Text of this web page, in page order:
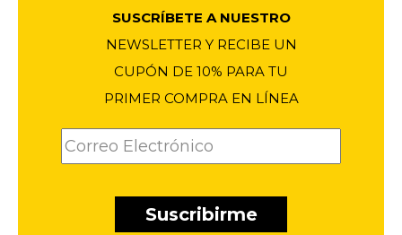
SUSCRÍBETE A NUESTRO
NEWSLETTER Y RECIBE UN
CUPÓN DE 10% PARA TU
PRIMER COMPRA EN LÍNEA